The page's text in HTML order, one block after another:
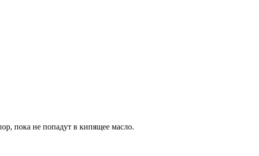
пока не попадут в кипящее масло.